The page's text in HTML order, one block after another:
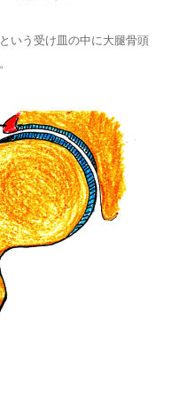
いう受け皿の中に大腿骨頭